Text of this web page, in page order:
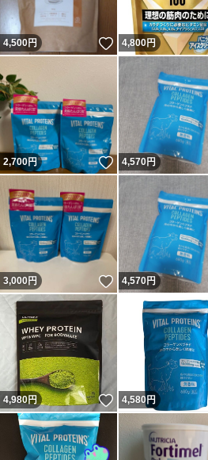
4,500円 いいね！
4,800円
2,700円 いいね！
4,570円
3,000円 いいね！
4,570円
4,980円 いいね！
4,580円